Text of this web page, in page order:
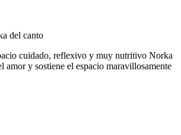
del canto
cuidado, reflexivo y muy nutritivo Norka
amor y sostiene el espacio maravillosamente